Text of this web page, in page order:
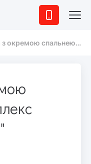
спальнею │ комплекс "Crown Fort Noks"